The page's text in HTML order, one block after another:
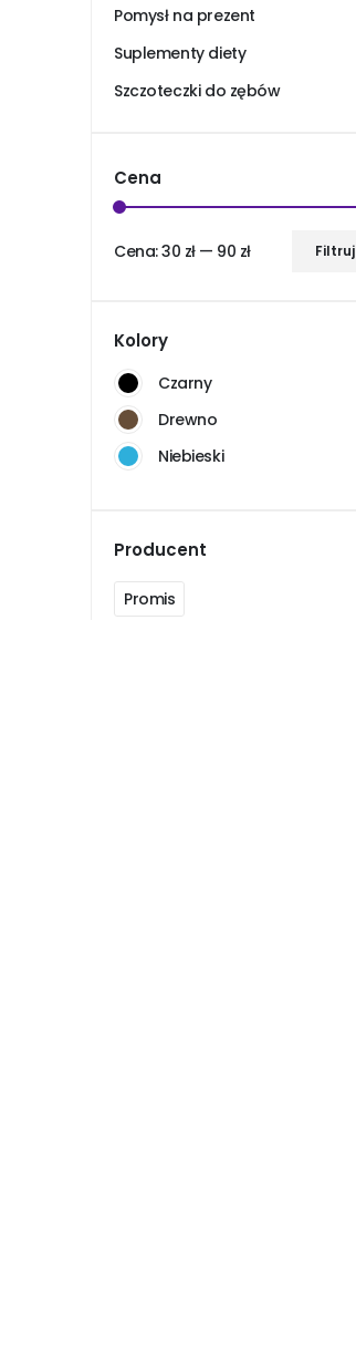
Pomysł na prezent
Suplementy diety
Szczoteczki do zębów
Cena
Filtruj
Cena:30 zł— 90 zł
Kolory
Czarny
Drewno
Niebieski
Producent
Promis